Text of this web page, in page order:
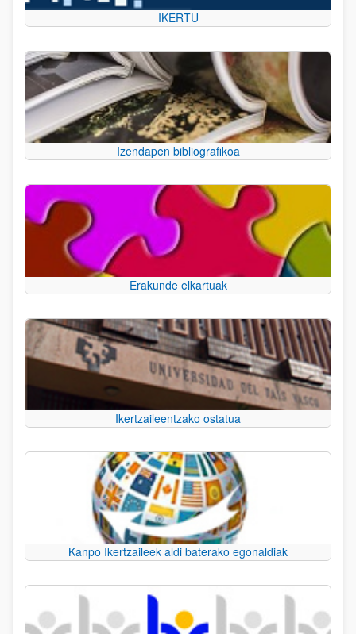
IKERTU
Izendapen bibliografikoa
Erakunde elkartuak
Ikertzaileentzako ostatua
Kanpo Ikertzaileek aldi baterako egonaldiak